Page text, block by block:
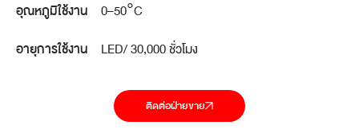
อุณหภูมิใช้งาน
0–50°C
อายุการใช้งาน
LED/ 30,000 ชั่วโมง
ติดต่อฝ่ายขาย